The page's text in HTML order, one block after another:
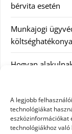
A legjobb
technológiákat
eszközinformációkat
technológiákhoz
bérvita esetén
Munkajogi
Hogyan
Kategóriák
Egészség